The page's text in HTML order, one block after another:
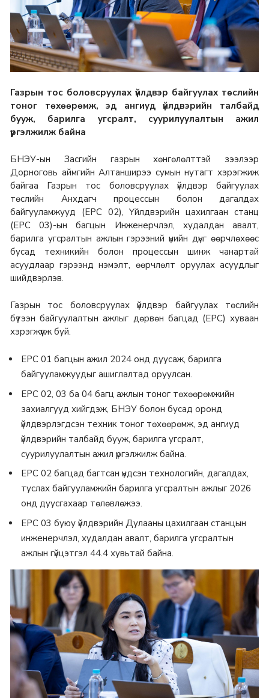
Газрын тос боловсруулах үйлдвэр байгуулах төслийн
тоног төхөөрөмж, эд ангиуд үйлдвэрийн талбайд
бууж, барилга угсралт, суурилуулалтын ажил
үргэлжилж байна
БНЭУ-ын Засгийн газрын хөнгөлөлттэй зээлээр
Дорноговь аймгийн Алтанширээ сумын нутагт хэрэгжиж
байгаа Газрын тос боловсруулах үйлдвэр байгуулах
төслийн Анхдагч процессын болон дагалдах
байгууламжууд (EPC 02), Үйлдвэрийн цахилгаан станц
(EPC 03)-ын багцын Инженерчлэл, худалдан авалт,
барилга угсралтын ажлын гэрээний үнийн дүнг өөрчлөхөөс
бусад техникийн болон процессын шинж чанартай
асуудлаар гэрээнд нэмэлт, өөрчлөлт оруулах асуудлыг
шийдвэрлэв.
Газрын тос боловсруулах үйлдвэр байгуулах төслийн
бүтээн байгуулалтын ажлыг дөрвөн багцад (EPC) хуваан
хэрэгжүүлж буй.
EPC 01 багцын ажил 2024 онд дуусаж, барилга
байгууламжуудыг ашиглалтад оруулсан.
EPC 02, 03 ба 04 багц ажлын тоног төхөөрөмжийн
захиалгууд хийгдэж, БНЭУ болон бусад оронд
үйлдвэрлэгдсэн техник тоног төхөөрөмж, эд ангиуд
үйлдвэрийн талбайд бууж, барилга угсралт,
суурилуулалтын ажил үргэлжилж байна.
ЕРС 02 багцад багтсан үндсэн технологийн, дагалдах,
туслах байгууламжийн барилга угсралтын ажлыг 2026
онд дуусгахаар төлөвлөжээ.
ЕРС 03 буюу үйлдвэрийн Дулааны цахилгаан станцын
инженерчлэл, худалдан авалт, барилга угсралтын
ажлын гүйцэтгэл 44.4 хувьтай байна.